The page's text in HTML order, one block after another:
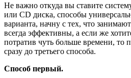
Не важно откуда вы ставите
или CD диска, способы
варианта, начну с тех, что
всегда эффективны, а если же
потратив чуть больше времени, то
сразу до третьего способа.
Способ первый.